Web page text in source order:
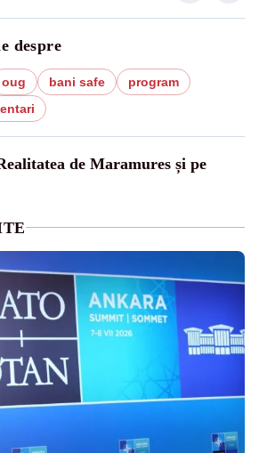
despre
oug bani safe
program
de Maramures și pe